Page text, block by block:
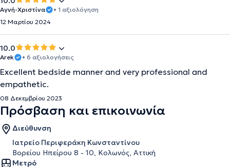
Aγνή-Χριστίνα
• 1 αξιολόγηση
12 Μαρτίου 2024
10.0
Arek • 6 αξιολογήσεις
Excellent bedside manner and very professional and
empathetic.
08 Δεκεμβρίου 2023
Πρόσβαση και επικοινωνία
Διεύθυνση
Ιατρείο Περιφεράκη Κωνσταντίνου
Βορείου Ηπείρου 8 - 10, Κολωνός, Αττική
Μετρό